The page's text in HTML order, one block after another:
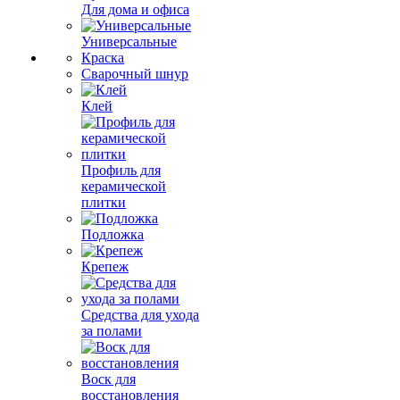
Для дома и офиса
Универсальные
Краска
Сварочный шнур
Клей
Профиль для
керамической
плитки
Подложка
Крепеж
Средства для ухода
за полами
Воск для
восстановления